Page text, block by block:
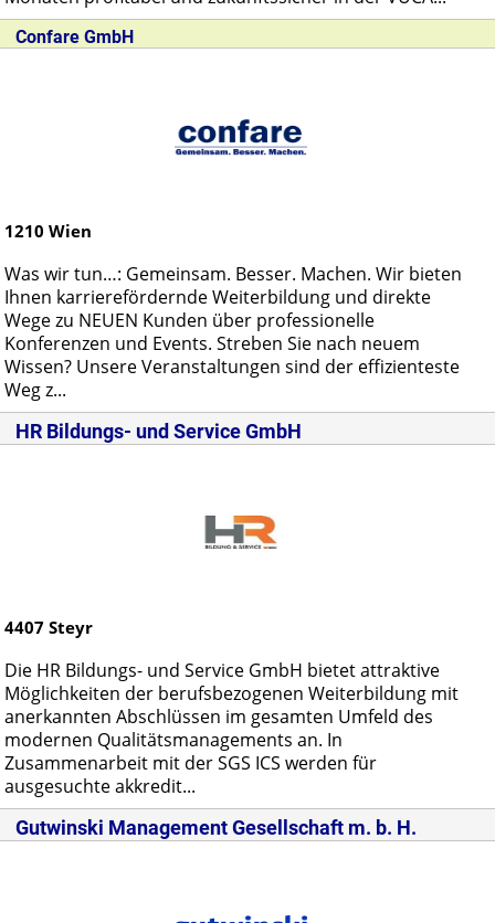
Confare GmbH
1210 Wien
Was wir tun…: Gemeinsam. Besser. Machen. Wir bieten
Ihnen karrierefördernde Weiterbildung und direkte
Wege zu NEUEN Kunden über professionelle
Konferenzen und Events. Streben Sie nach neuem
Wissen? Unsere Veranstaltungen sind der effizienteste
Weg z...
HR Bildungs- und Service GmbH
4407 Steyr
Die HR Bildungs- und Service GmbH bietet attraktive
Möglichkeiten der berufsbezogenen Weiterbildung mit
anerkannten Abschlüssen im gesamten Umfeld des
modernen Qualitätsmanagements an. In
Zusammenarbeit mit der SGS ICS werden für
ausgesuchte akkredit...
Gutwinski Management Gesellschaft m. b. H.